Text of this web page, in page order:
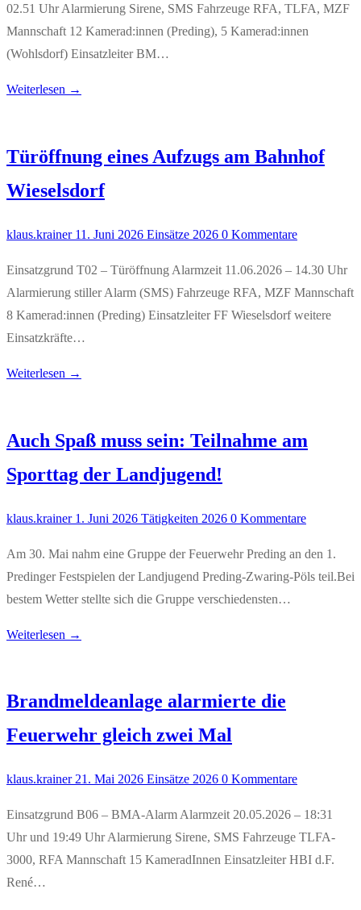
02.51 Uhr Alarmierung Sirene, SMS Fahrzeuge RFA, TLFA, MZF
Mannschaft 12 Kamerad:innen (Preding), 5 Kamerad:innen
(Wohlsdorf) Einsatzleiter BM…
Weiterlesen →
Türöffnung eines Aufzugs am Bahnhof
Wieselsdorf
klaus.krainer 11. Juni 2026 Einsätze 2026 0 Kommentare
Einsatzgrund T02 – Türöffnung Alarmzeit 11.06.2026 – 14.30 Uhr
Alarmierung stiller Alarm (SMS) Fahrzeuge RFA, MZF Mannschaft
8 Kamerad:innen (Preding) Einsatzleiter FF Wieselsdorf weitere
Einsatzkräfte…
Weiterlesen →
Auch Spaß muss sein: Teilnahme am
Sporttag der Landjugend!
klaus.krainer 1. Juni 2026 Tätigkeiten 2026 0 Kommentare
Am 30. Mai nahm eine Gruppe der Feuerwehr Preding an den 1.
Predinger Festspielen der Landjugend Preding-Zwaring-Pöls teil.Bei
bestem Wetter stellte sich die Gruppe verschiedensten…
Weiterlesen →
Brandmeldeanlage alarmierte die
Feuerwehr gleich zwei Mal
klaus.krainer 21. Mai 2026 Einsätze 2026 0 Kommentare
Einsatzgrund B06 – BMA-Alarm Alarmzeit 20.05.2026 – 18:31
Uhr und 19:49 Uhr Alarmierung Sirene, SMS Fahrzeuge TLFA-
3000, RFA Mannschaft 15 KameradInnen Einsatzleiter HBI d.F.
René…